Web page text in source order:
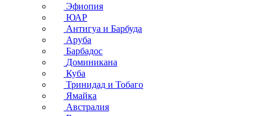
Эфиопия
ЮАР
Антигуа и Барбуда
Аруба
Барбадос
Доминикана
Куба
Тринидад и Тобаго
Ямайка
Австралия